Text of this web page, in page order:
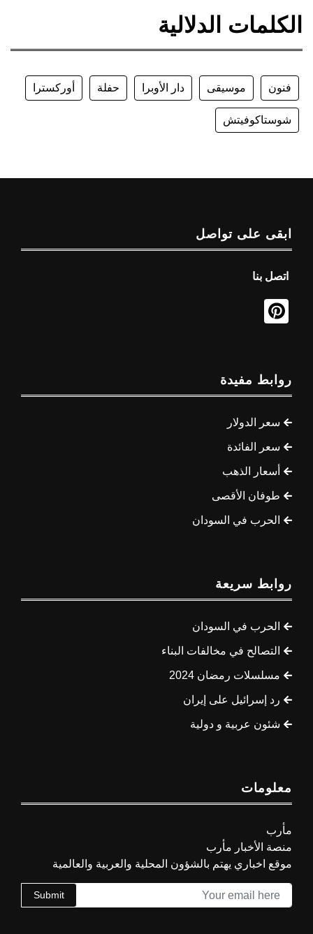
الكلمات الدلالية
فنون موسيقى دار الأوبرا حفلة أوركسترا
شوستاكوفيتش
ابقى على تواصل
اتصل بنا
روابط مفيدة
سعر الدولار
سعر الفائدة
أسعار الذهب
طوفان الأقصى
الحرب في السودان
روابط سريعة
الحرب في السودان
التصالح في مخالفات البناء
مسلسلات رمضان 2024
رد إسرائيل على إيران
شئون عربية و دولية
معلومات
مأرب
منصة الأخبار مأرب
موقع اخباري يهتم بالشؤون المحلية والعربية والعالمية
Submit